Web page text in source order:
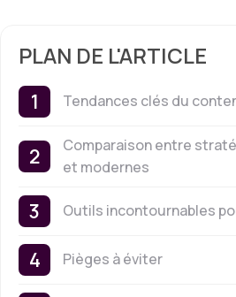
PLAN DE L'ARTICLE
Tendances clés du
Comparaison entre
et modernes
Outils incontournables
Pièges à éviter